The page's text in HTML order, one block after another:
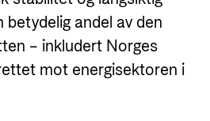
og lenker
betydelig andel av den
– inkludert Norges
mot energisektoren i